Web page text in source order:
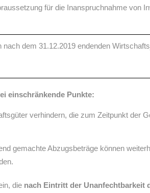
für die Inanspruchnahme von
dem 31.12.2019 endenden
einschränkende Punkte:
verhindern, die zum Zeitpunkt der
gemachte Abzugsbeträge können
die nach Eintritt der Unanfechtbarkeit